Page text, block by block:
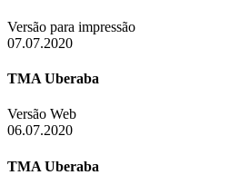
Versão para impressão
07.07.2020
TMA Uberaba
Versão Web
06.07.2020
TMA Uberaba